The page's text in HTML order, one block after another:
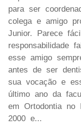
para ser
colega e amigo
Junior. Parece
responsabilidade
esse amigo
antes de ser
sua vocação e
último ano da
em Ortodontia no
2000 e...